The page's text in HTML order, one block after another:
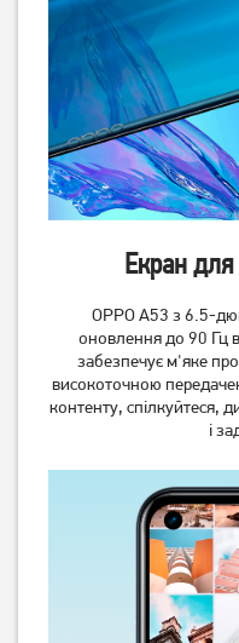
Смартфон Samsung Galaxy
A56 5G 8/256Gb Graphite
(A566)
18 999грн
Смартфон Samsung Galaxy
A56 5G 8/256Gb Light Gray
Екран
OPPO A53 з 6.5-
оновлення до 90 Гц
забезпечує м'яке
високоточною
контенту, спілкуйтеся,
і